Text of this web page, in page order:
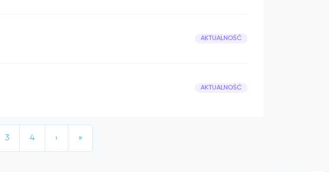
AKTUALNOŚĆ
AKTUALNOŚĆ
3 4 › »